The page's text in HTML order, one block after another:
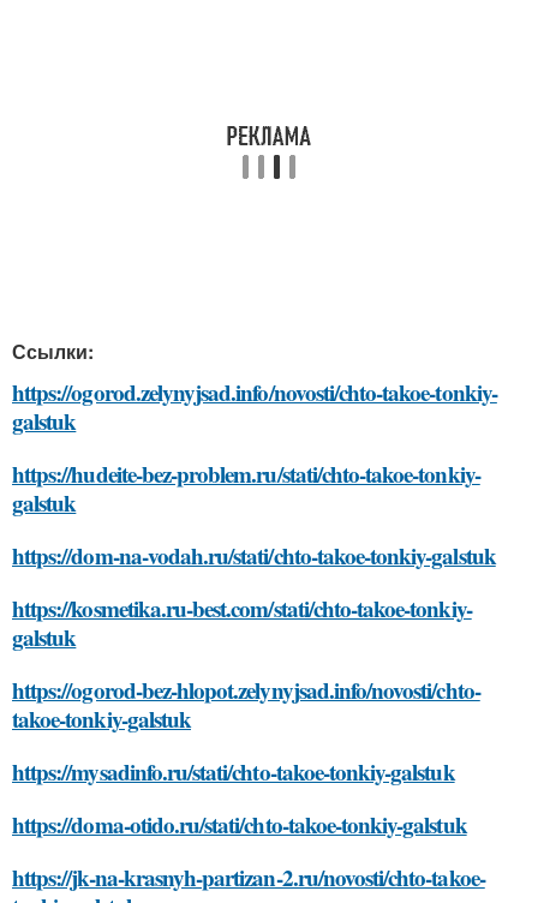
Ссылки:
https://ogorod.zelynyjsad.info/novosti/chto-takoe-tonkiy-
galstuk
https://hudeite-bez-problem.ru/stati/chto-takoe-tonkiy-
galstuk
https://dom-na-vodah.ru/stati/chto-takoe-tonkiy-galstuk
https://kosmetika.ru-best.com/stati/chto-takoe-tonkiy-
galstuk
https://ogorod-bez-hlopot.zelynyjsad.info/novosti/chto-
takoe-tonkiy-galstuk
https://mysadinfo.ru/stati/chto-takoe-tonkiy-galstuk
https://doma-otido.ru/stati/chto-takoe-tonkiy-galstuk
https://jk-na-krasnyh-partizan-2.ru/novosti/chto-takoe-